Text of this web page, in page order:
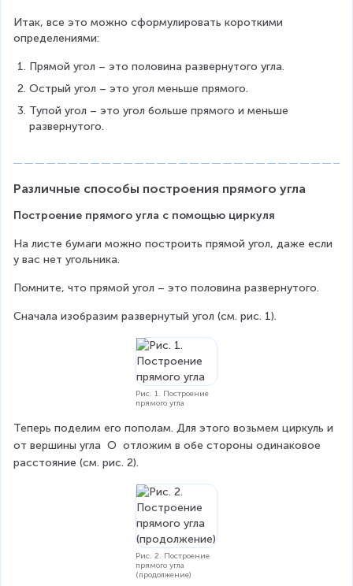
Итак, все это можно сформулировать короткими
определениями:
Прямой угол – это половина развернутого угла.
Острый угол – это угол меньше прямого.
Тупой угол – это угол больше прямого и меньше
развернутого.
Различные способы построения прямого угла
Построение прямого угла с помощью циркуля
На листе бумаги можно построить прямой угол, даже если
у вас нет угольника.
Помните, что прямой угол – это половина развернутого.
Сначала изобразим развернутый угол (см. рис. 1).
Рис. 1. Построение
прямого угла
Теперь поделим его пополам. Для этого возьмем циркуль и
от вершины угла O отложим в обе стороны одинаковое
расстояние (см. рис. 2).
Рис. 2. Построение
прямого угла
(продолжение)